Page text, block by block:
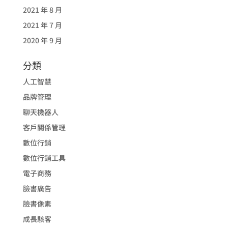
2021 年 8 月
2021 年 7 月
2020 年 9 月
分類
人工智慧
品牌管理
聊天機器人
客戶關係管理
數位行銷
數位行銷工具
電子商務
臉書廣告
臉書像素
成長駭客